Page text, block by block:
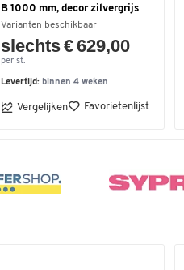
B 1000 mm, decor zilvergrijs
Varianten beschikbaar
slechts € 629,00
per st.
Levertijd: binnen 4 weken
Vergelijken Favorietenlijst